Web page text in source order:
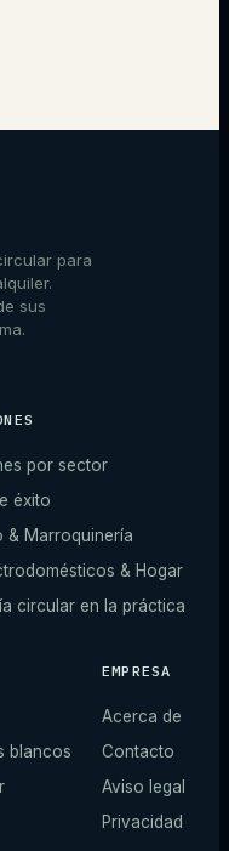
para
sus
por sector
éxito
& Marroquinería
& Hogar
circular en la práctica
blancos
EMPRESA
Acerca de
Contacto
Aviso legal
Privacidad